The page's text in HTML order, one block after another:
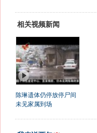
相关视频新闻
陈琳遗体仍停放停尸间
未见家属到场